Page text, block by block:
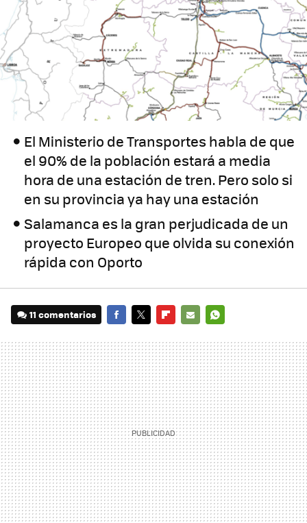
El Ministerio de Transportes habla de que
el 90% de la población estará a media
hora de una estación de tren. Pero solo si
en su provincia ya hay una estación
Salamanca es la gran perjudicada de un
proyecto Europeo que olvida su conexión
rápida con Oporto
11 comentarios
MAIL